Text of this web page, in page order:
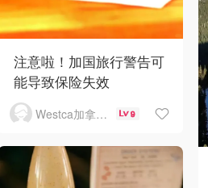
注意啦！加国旅行警告可
能导致保险失效
Westca加拿大生活 9